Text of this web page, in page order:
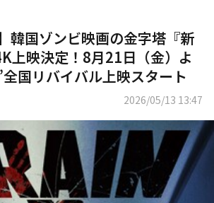
韓国ゾンビ映画の金字塔『新
上映決定！8月21日（金）よ
国リバイバル上映スタート
2026/05/13 13:47